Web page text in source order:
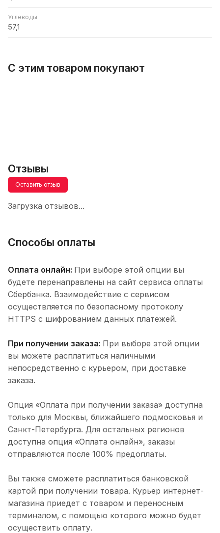
Углеводы
57,1
С этим товаром покупают
Отзывы
Оставить отзыв
Загрузка отзывов...
Способы оплаты
Оплата онлайн: При выборе этой опции вы
будете перенаправлены на сайт сервиса оплаты
Сбербанка. Взаимодействие с сервисом
осуществляется по безопасному протоколу
HTTPS с шифрованием данных платежей.
При получении заказа: При выборе этой опции
вы можете расплатиться наличными
непосредственно с курьером, при доставке
заказа.
Опция «Оплата при получении заказа» доступна
только для Москвы, ближайшего подмосковья и
Санкт-Петербурга. Для остальных регионов
доступна опция «Оплата онлайн», заказы
отправляются после 100% предоплаты.
Вы также сможете расплатиться банковской
картой при получении товара. Курьер интернет-
магазина приедет с товаром и переносным
терминалом, с помощью которого можно будет
осуществить оплату.